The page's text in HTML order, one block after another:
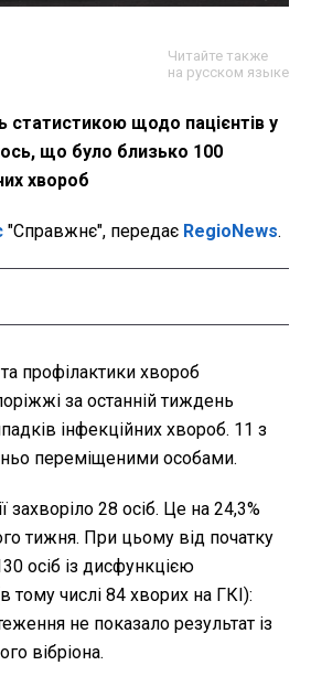
Читайте также
на русском языке
статистикою щодо пацієнтів у
що було близько 100
хвороб
"Справжнє", передає RegioNews.
профілактики хвороб
за останній тиждень
інфекційних хвороб. 11 з
переміщеними особами.
захворіло 28 осіб. Це на 24,3%
тижня. При цьому від початку
осіб із дисфункцією
тому числі 84 хворих на ГКІ):
не показало результат із
вібріона.